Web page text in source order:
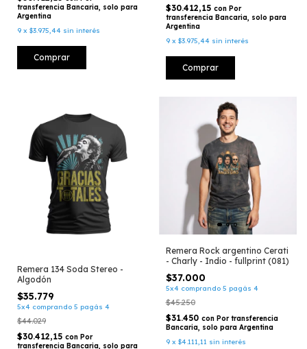
transferencia Bancaria, solo para
Argentina
9 x $3.975,44 sin interés
Comprar
$30.412,15 con Por
transferencia Bancaria, solo para
Argentina
9 x $3.975,44 sin interés
Comprar
Remera 134 Soda Stereo -
Algodón
$35.779
5x4 comprando 5 pagás 4
$44.029
$30.412,15 con Por
transferencia Bancaria, solo para
Remera Rock argentino Cerati
- Charly - Indio - fullprint (081)
$37.000
5x4 comprando 5 pagás 4
$45.250
$31.450 con Por transferencia
Bancaria, solo para Argentina
9 x $4.111,11 sin interés